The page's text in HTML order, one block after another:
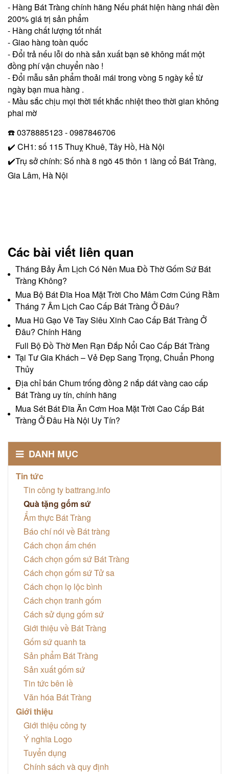
- Hàng Bát Tràng chính hãng Nếu phát hiện hàng nhái đền
200% giá trị sản phẩm
- Hàng chất lượng tốt nhất
- Giao hàng toàn quốc
- Đổi trả nếu lỗi do nhà sản xuất bạn sẽ không mất một
đồng phí vận chuyển nào !
- Đổi mẫu sản phẩm thoải mái trong vòng 5 ngày kể từ
ngày bạn mua hàng .
- Mầu sắc chịu mọi thời tiết khắc nhiệt theo thời gian không
phai mờ
☎️ 0378885123 - 0987846706
✔️ CH1: số 115 Thuỵ Khuê, Tây Hồ, Hà Nội
✔️Trụ sở chính: Số nhà 8 ngõ 45 thôn 1 làng cổ Bát Tràng,
Gia Lâm, Hà Nội
Các bài viết liên quan
Tháng Bảy Âm Lịch Có Nên Mua Đồ Thờ Gốm Sứ Bát
Tràng Không?
Mua Bộ Bát Đĩa Hoa Mặt Trời Cho Mâm Cơm Cúng Rằm
Tháng 7 Âm Lịch Cao Cấp Bát Tràng Ở Đâu?
Mua Hũ Gạo Vẽ Tay Siêu Xinh Cao Cấp Bát Tràng Ở
Đâu? Chính Hãng
Full Bộ Đồ Thờ Men Rạn Đắp Nổi Cao Cấp Bát Tràng
Tại Tư Gia Khách – Vẻ Đẹp Sang Trọng, Chuẩn Phong
Thủy
Địa chỉ bán Chum trống đồng 2 nắp dát vàng cao cấp
Bát Tràng uy tín, chính hãng
Mua Sét Bát Đĩa Ăn Cơm Hoa Mặt Trời Cao Cấp Bát
Tràng Ở Đâu Hà Nội Uy Tín?
DANH MỤC
Tin tức
Tin công ty battrang.info
Quà tặng gốm sứ
Ẩm thực Bát Tràng
Báo chí nói về Bát tràng
Cách chọn ấm chén
Cách chọn gốm sứ Bát Tràng
Cách chọn gốm sứ Tử sa
Cách chọn lọ lộc bình
Cách chọn tranh gốm
Cách sử dụng gốm sứ
Giới thiệu về Bát Tràng
Gốm sứ quanh ta
Sản phẩm Bát Tràng
Sản xuất gốm sứ
Tin tức bên lề
Văn hóa Bát Tràng
Giới thiệu
Giới thiệu công ty
Ý nghĩa Logo
Tuyển dụng
Chính sách và quy định